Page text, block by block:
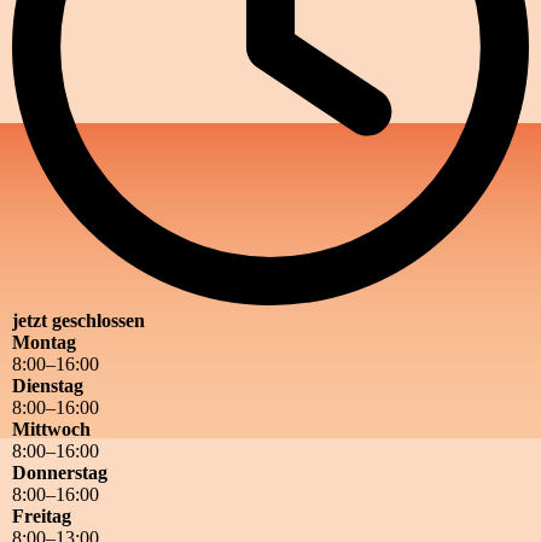
jetzt geschlossen
Montag
8:00–16:00
Dienstag
8:00–16:00
Mittwoch
8:00–16:00
Donnerstag
8:00–16:00
Freitag
8:00–13:00